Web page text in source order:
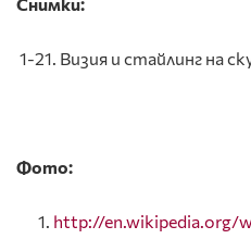
1-21. Визия и стайлинг на
Фото:
http://en.wikipedia.org/